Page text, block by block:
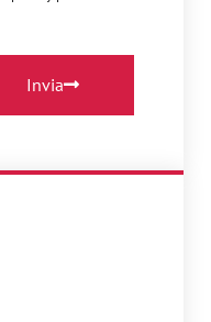
Invia